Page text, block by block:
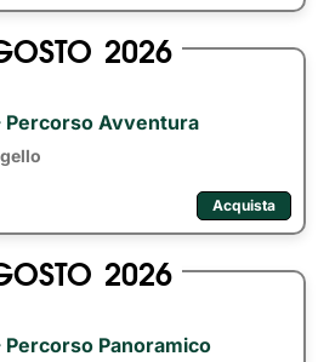
2026
Percorso Avventura
Acquista
2026
Percorso Panoramico